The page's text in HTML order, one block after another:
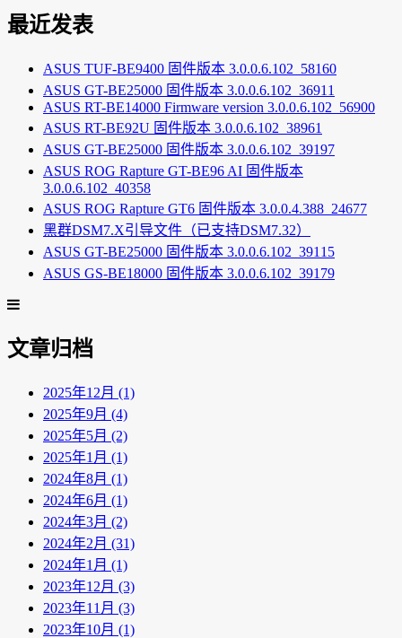
最近发表
ASUS TUF-BE9400 固件版本 3.0.0.6.102_58160
ASUS GT-BE25000 固件版本 3.0.0.6.102_36911
ASUS RT-BE14000 Firmware version 3.0.0.6.102_56900
ASUS RT-BE92U 固件版本 3.0.0.6.102_38961
ASUS GT-BE25000 固件版本 3.0.0.6.102_39197
ASUS ROG Rapture GT-BE96 AI 固件版本
3.0.0.6.102_40358
ASUS ROG Rapture GT6 固件版本 3.0.0.4.388_24677
黑群DSM7.X引导文件（已支持DSM7.32）
ASUS GT-BE25000 固件版本 3.0.0.6.102_39115
ASUS GS-BE18000 固件版本 3.0.0.6.102_39179
文章归档
2025年12月 (1)
2025年9月 (4)
2025年5月 (2)
2025年1月 (1)
2024年8月 (1)
2024年6月 (1)
2024年3月 (2)
2024年2月 (31)
2024年1月 (1)
2023年12月 (3)
2023年11月 (3)
2023年10月 (1)